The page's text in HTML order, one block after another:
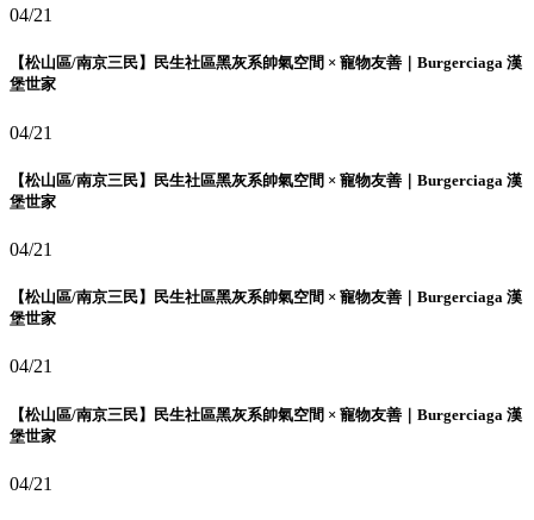
04/21
【松山區/南京三民】民生社區黑灰系帥氣空間 × 寵物友善｜Burgerciaga 漢
堡世家
04/21
【松山區/南京三民】民生社區黑灰系帥氣空間 × 寵物友善｜Burgerciaga 漢
堡世家
04/21
【松山區/南京三民】民生社區黑灰系帥氣空間 × 寵物友善｜Burgerciaga 漢
堡世家
04/21
【松山區/南京三民】民生社區黑灰系帥氣空間 × 寵物友善｜Burgerciaga 漢
堡世家
04/21